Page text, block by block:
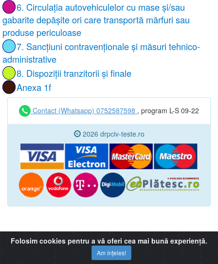
6. Circulația autovehiculelor cu mase și/sau
gabarite depășite ori care transportă mărfuri sau
produse periculoase
7. Sancțiuni contravenționale și măsuri tehnico-
administrative
8. Dispoziții tranzitorii și finale
Anexa 1f
Contact (Whatsapp) 0752587598 , program L-S 09-22
2026 drpciv-teste.ro
Folosim cookies pentru a vă oferi cea mai bună experiență.
Am înțeles!